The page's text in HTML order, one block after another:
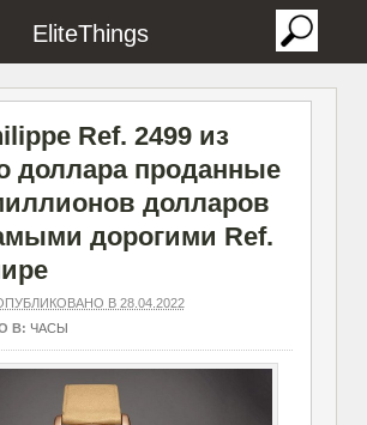
EliteThings
Ref. 2499 из
доллара проданные
долларов
дорогими Ref.
В 28.04.2022
В: ЧАСЫ